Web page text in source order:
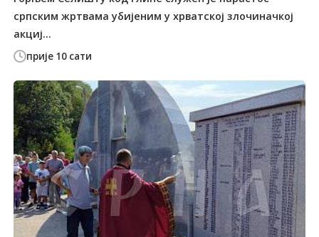
прије 10 сати
српским жртвама убијеним у хрватској злочиначкој
акциј...